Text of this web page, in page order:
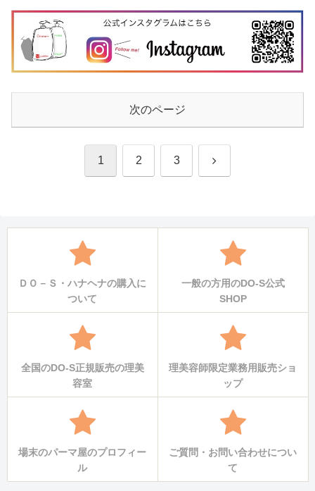
次のページ
1 2 3 次
ＤＯ－Ｓ・ハナヘナの購入に
ついて
一般の方用のDO-S公式
SHOP
全国のDO-S正規販売の理美
容室
理美容師限定業務用販売ショ
ップ
場末のパーマ屋のプロフィー
ル
ご質問・お問い合わせについ
て